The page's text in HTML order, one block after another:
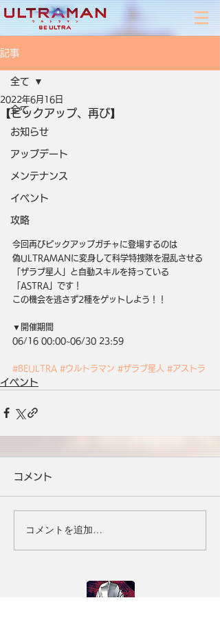
記事
全て
お知らせ
アップデート
メンテナンス
イベント
攻略
全て
【ピックアップ、再び】
2022年6月16日
今回再びピックアップガチャに登場するのは
偽ULTRAMANに変身して科学特捜隊を混乱させる
「ザラブ星人」と自動スキルを持っている
「ASTRA」です！
この機会を逃さず2種をゲットしよう！！
▼開催期間
06/16 00:00~06/30 23:59
#BEULTRA #ウルトラマン #ザラブ星人 #アストラ
イベント
コメント
コメントを追加…